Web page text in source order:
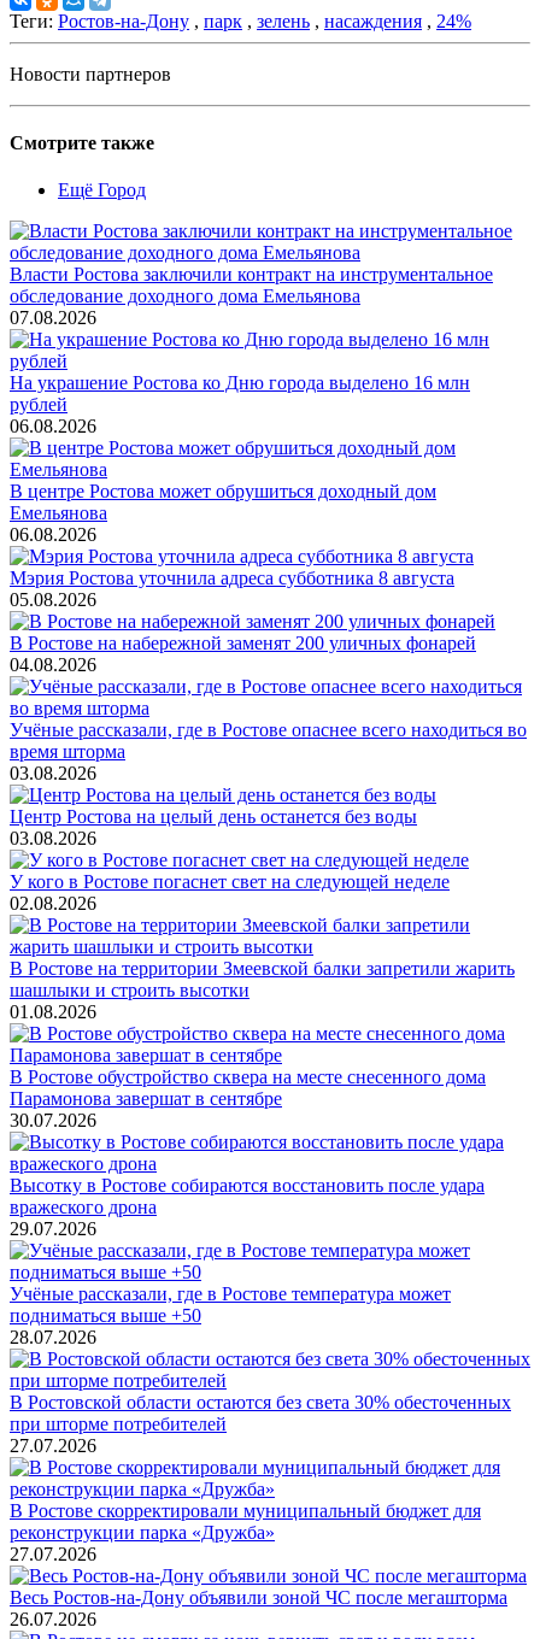
Теги: Ростов-на-Дону , парк , зелень , насаждения , 24%
Новости партнеров
Смотрите также
Ещё Город
Власти Ростова заключили контракт на инструментальное
обследование доходного дома Емельянова
07.08.2026
На украшение Ростова ко Дню города выделено 16 млн
рублей
06.08.2026
В центре Ростова может обрушиться доходный дом
Емельянова
06.08.2026
Мэрия Ростова уточнила адреса субботника 8 августа
05.08.2026
В Ростове на набережной заменят 200 уличных фонарей
04.08.2026
Учёные рассказали, где в Ростове опаснее всего находиться во
время шторма
03.08.2026
Центр Ростова на целый день останется без воды
03.08.2026
У кого в Ростове погаснет свет на следующей неделе
02.08.2026
В Ростове на территории Змеевской балки запретили жарить
шашлыки и строить высотки
01.08.2026
В Ростове обустройство сквера на месте снесенного дома
Парамонова завершат в сентябре
30.07.2026
Высотку в Ростове собираются восстановить после удара
вражеского дрона
29.07.2026
Учёные рассказали, где в Ростове температура может
подниматься выше +50
28.07.2026
В Ростовской области остаются без света 30% обесточенных
при шторме потребителей
27.07.2026
В Ростове скорректировали муниципальный бюджет для
реконструкции парка «Дружба»
27.07.2026
Весь Ростов-на-Дону объявили зоной ЧС после мегашторма
26.07.2026